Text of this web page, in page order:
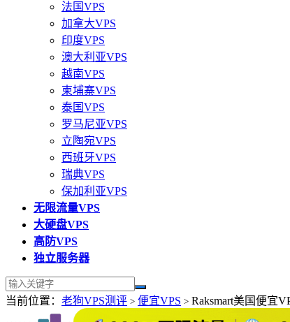
法国VPS
加拿大VPS
印度VPS
澳大利亚VPS
越南VPS
柬埔寨VPS
泰国VPS
罗马尼亚VPS
立陶宛VPS
西班牙VPS
瑞典VPS
保加利亚VPS
无限流量VPS
大硬盘VPS
高防VPS
独立服务器
当前位置： 老狗VPS测评 > 便宜VPS > Raksmart美国便宜